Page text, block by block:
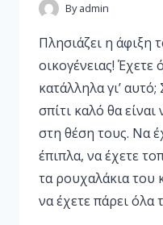
By admin
Πλησιάζει η άφιξη
οικογένειας!
κατάλληλα γι’
σπίτι καλό θα είναι
στη θέση τους. Να
έπιπλα, να έχετε
τα ρουχαλάκια του
να έχετε πάρει όλα